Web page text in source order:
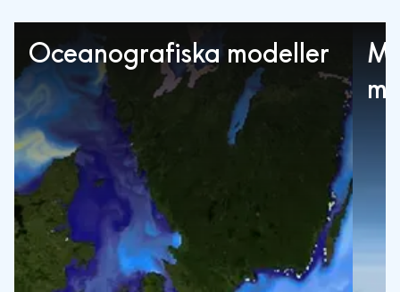
Oceanografiska modeller